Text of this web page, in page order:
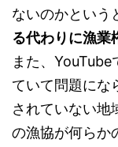
ないのかという
る代わりに漁業
また、
ていて問題にな
されていない地
の漁協が何らか